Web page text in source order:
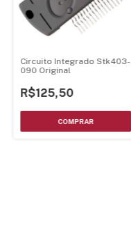
Circuito Integrado Stk403-
090 Original
R$125,50